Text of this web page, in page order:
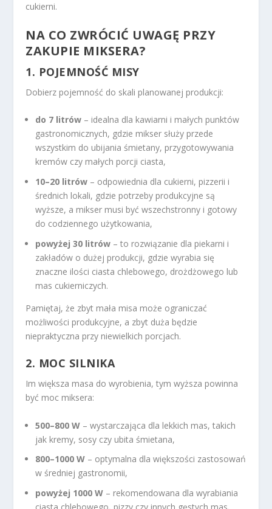
cukierni.
NA CO ZWRÓCIĆ UWAGĘ PRZY
ZAKUPIE MIKSERA?
1. POJEMNOŚĆ MISY
Dobierz pojemność do skali planowanej produkcji:
do 7 litrów – idealna dla kawiarni i małych punktów
gastronomicznych, gdzie mikser służy przede
wszystkim do ubijania śmietany, przygotowywania
kremów czy małych porcji ciasta,
10–20 litrów – odpowiednia dla cukierni, pizzerii i
średnich lokali, gdzie potrzeby produkcyjne są
wyższe, a mikser musi być wszechstronny i gotowy
do codziennego użytkowania,
powyżej 30 litrów – to rozwiązanie dla piekarni i
zakładów o dużej produkcji, gdzie wyrabia się
znaczne ilości ciasta chlebowego, drożdżowego lub
mas cukierniczych.
Pamiętaj, że zbyt mała misa może ograniczać
możliwości produkcyjne, a zbyt duża będzie
niepraktyczna przy niewielkich porcjach.
2. MOC SILNIKA
Im większa masa do wyrobienia, tym wyższa powinna
być moc miksera:
500–800 W – wystarczająca dla lekkich mas, takich
jak kremy, sosy czy ubita śmietana,
800–1000 W – optymalna dla większości zastosowań
w średniej gastronomii,
powyżej 1000 W – rekomendowana dla wyrabiania